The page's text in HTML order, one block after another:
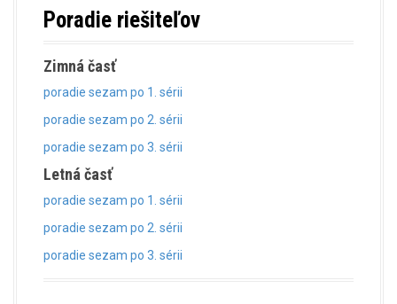
Poradie riešiteľov
Zimná časť
poradie sezam po 1. sérii
poradie sezam po 2. sérii
poradie sezam po 3. sérii
Letná časť
poradie sezam po 1. sérii
poradie sezam po 2. sérii
poradie sezam po 3. sérii